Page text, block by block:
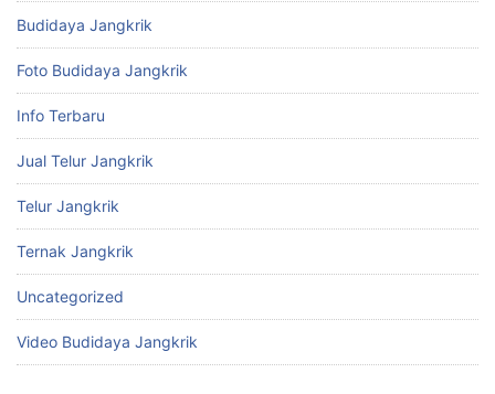
Budidaya Jangkrik
Foto Budidaya Jangkrik
Info Terbaru
Jual Telur Jangkrik
Telur Jangkrik
Ternak Jangkrik
Uncategorized
Video Budidaya Jangkrik